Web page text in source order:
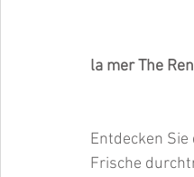
la mer The
Entdecken
Frische